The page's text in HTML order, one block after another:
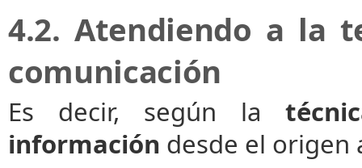
4.2. Atendiendo a la
comunicación
Es decir, según la
información desde el origen